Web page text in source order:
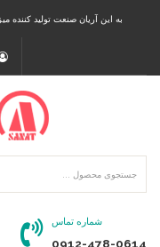
به این آریان صنعت تولید کننده
شماره تماس
0912-478-0614